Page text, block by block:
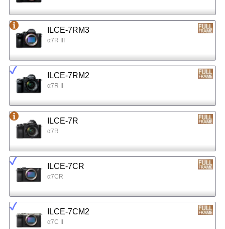
ILCE-7RM3
α7R III
ILCE-7RM2
α7R II
ILCE-7R
α7R
ILCE-7CR
α7CR
ILCE-7CM2
α7C II